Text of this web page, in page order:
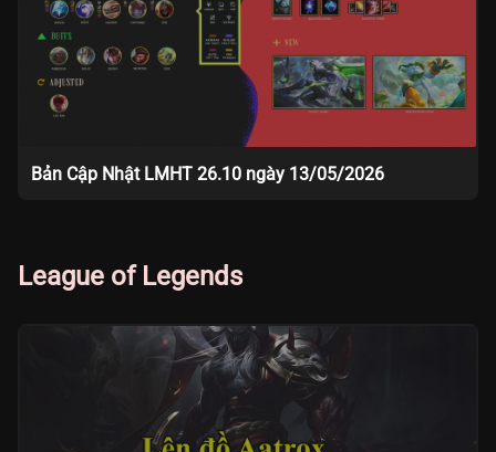
Bản Cập Nhật LMHT 26.10 ngày 13/05/2026
League of Legends